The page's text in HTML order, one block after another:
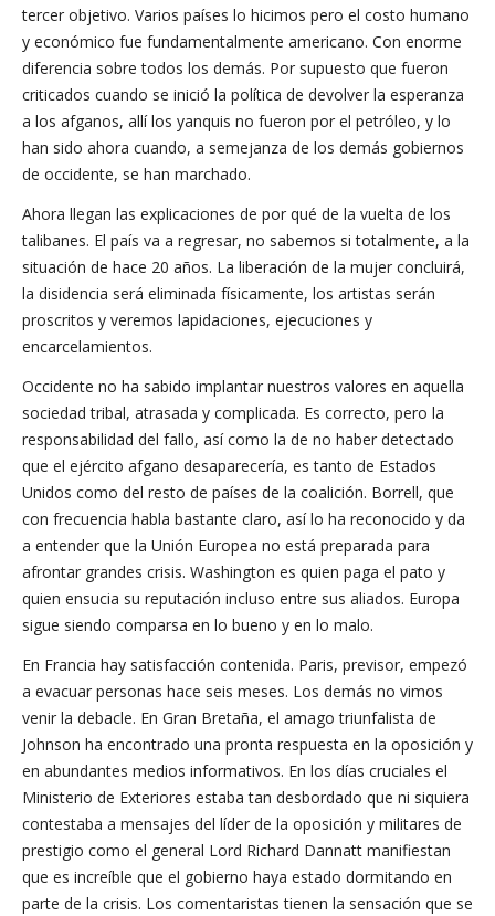
tercer objetivo. Varios países lo hicimos pero el costo humano
y económico fue fundamentalmente americano. Con enorme
diferencia sobre todos los demás. Por supuesto que fueron
criticados cuando se inició la política de devolver la esperanza
a los afganos, allí los yanquis no fueron por el petróleo, y lo
han sido ahora cuando, a semejanza de los demás gobiernos
de occidente, se han marchado.
Ahora llegan las explicaciones de por qué de la vuelta de los
talibanes. El país va a regresar, no sabemos si totalmente, a la
situación de hace 20 años. La liberación de la mujer concluirá,
la disidencia será eliminada físicamente, los artistas serán
proscritos y veremos lapidaciones, ejecuciones y
encarcelamientos.
Occidente no ha sabido implantar nuestros valores en aquella
sociedad tribal, atrasada y complicada. Es correcto, pero la
responsabilidad del fallo, así como la de no haber detectado
que el ejército afgano desaparecería, es tanto de Estados
Unidos como del resto de países de la coalición. Borrell, que
con frecuencia habla bastante claro, así lo ha reconocido y da
a entender que la Unión Europea no está preparada para
afrontar grandes crisis. Washington es quien paga el pato y
quien ensucia su reputación incluso entre sus aliados. Europa
sigue siendo comparsa en lo bueno y en lo malo.
En Francia hay satisfacción contenida. Paris, previsor, empezó
a evacuar personas hace seis meses. Los demás no vimos
venir la debacle. En Gran Bretaña, el amago triunfalista de
Johnson ha encontrado una pronta respuesta en la oposición y
en abundantes medios informativos. En los días cruciales el
Ministerio de Exteriores estaba tan desbordado que ni siquiera
contestaba a mensajes del líder de la oposición y militares de
prestigio como el general Lord Richard Dannatt manifiestan
que es increíble que el gobierno haya estado dormitando en
parte de la crisis. Los comentaristas tienen la sensación que se